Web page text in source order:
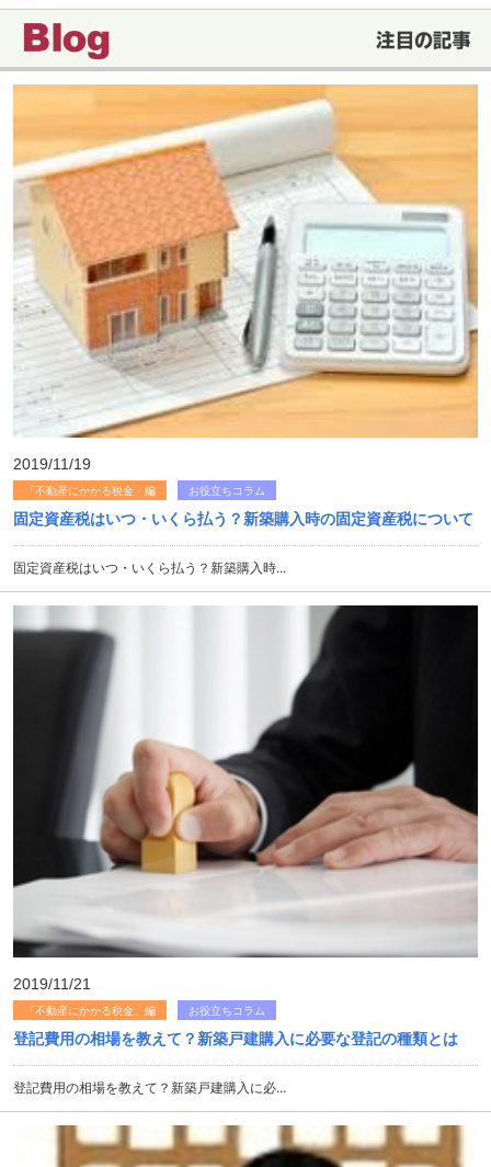
2019/11/19
「不動産にかかる税金」編 お役立ちコラム
固定資産税はいつ・いくら払う？新築購入時の固定資産税について
固定資産税はいつ・いくら払う？新築購入時...
2019/11/21
「不動産にかかる税金」編 お役立ちコラム
登記費用の相場を教えて？新築戸建購入に必要な登記の種類とは
登記費用の相場を教えて？新築戸建購入に必...